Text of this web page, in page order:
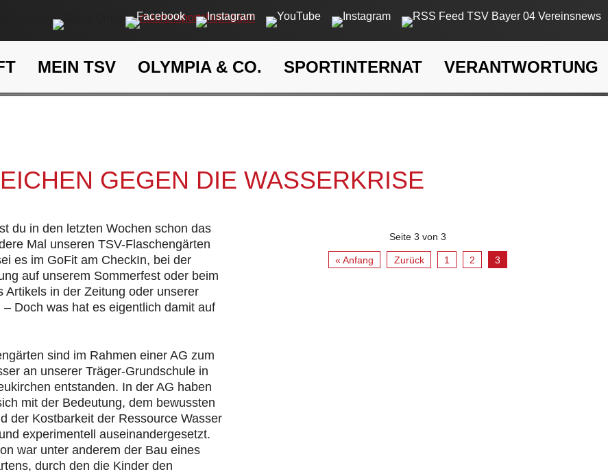
MEIN TSV OLYMPIA & CO. SPORTINTERNAT VERANTWORTUNG
GEGEN DIE WASSERKRISE
du in den letzten Wochen schon das
Mal unseren TSV-Flaschengärten
es im GoFit am CheckIn, bei der
auf unserem Sommerfest oder beim
Artikels in der Zeitung oder unserer
– Doch was hat es eigentlich damit auf
sind im Rahmen einer AG zum
an unserer Träger-Grundschule in
entstanden. In der AG haben
mit der Bedeutung, dem bewussten
der Kostbarkeit der Ressource Wasser
experimentell auseinandergesetzt.
war unter anderem der Bau eines
durch den die Kinder den
Seite 3 von 3
« Anfang Zurück 1 2 3